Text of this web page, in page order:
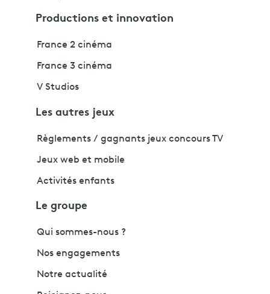
Productions et innovation
France 2 cinéma
France 3 cinéma
V Studios
Les autres jeux
Règlements / gagnants jeux concours TV
Jeux web et mobile
Activités enfants
Le groupe
Qui sommes-nous ?
Nos engagements
Notre actualité